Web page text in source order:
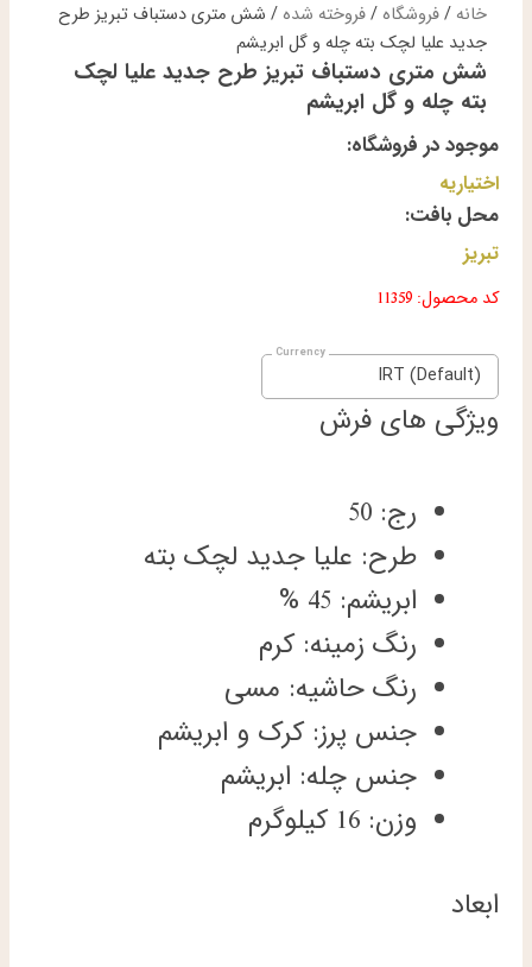
خانه /فروشگاه/فروخته شده/ شش متری دستباف تبریز طرح
جدید علیا لچک بته چله و گل ابریشم
شش متری دستباف تبریز طرح جدید علیا لچک
بته چله و گل ابریشم
موجود در فروشگاه:
اختیاریه
محل بافت:
تبریز
کد محصول: 11359
IRT (Default)
ویژگی های فرش
رج: 50
طرح: علیا جدید لچک بته
ابریشم: 45 %
رنگ زمینه: کرم
رنگ حاشیه: مسی
جنس پرز: کرک و ابریشم
جنس چله: ابریشم
وزن: 16 کیلوگرم
ابعاد